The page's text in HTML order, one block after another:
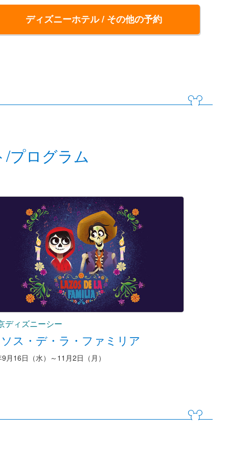
ディズニーホテル / その他の予約
/プログラム
ディズニーシー
ス・デ・ラ・ファミリア
月16日（水）～11月2日（月）